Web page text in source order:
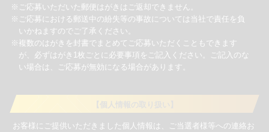
※ご応募いただいた郵便はがきはご返却できません。
※ご応募における郵送中の紛失等の事故については当社で責任を負
いかねますのでご了承ください。
※複数のはがきを封書でまとめてご応募いただくこともできます
が、必ずはがき1枚ごとに必要事項をご記入ください。ご記入のな
い場合は、ご応募が無効になる場合があります。
【個人情報の取り扱い】
お客様にご提供いただきました個人情報は、ご当選者様等への連絡お